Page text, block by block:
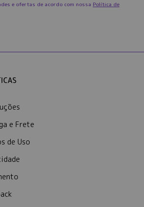
e ofertas de acordo com nossa Política de
e Frete
de Uso